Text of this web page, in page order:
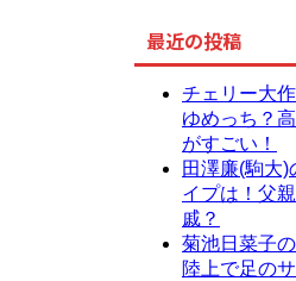
最近の投稿
チェリー大
ゆめっち？
がすごい！
田澤廉(駒大)
イプは！父
戚？
菊池日菜子
陸上で足の